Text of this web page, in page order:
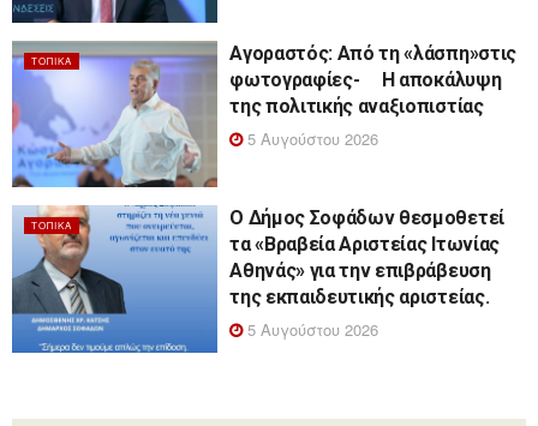
ΤΟΠΙΚΆ
Αγοραστός: Από τη «λάσπη»στις
φωτογραφίες- Η αποκάλυψη
της πολιτικής αναξιοπιστίας
5 Αυγούστου 2026
ΤΟΠΙΚΆ
Ο Δήμος Σοφάδων θεσμοθετεί
τα «Βραβεία Αριστείας Ιτωνίας
Αθηνάς» για την επιβράβευση
της εκπαιδευτικής αριστείας.
5 Αυγούστου 2026